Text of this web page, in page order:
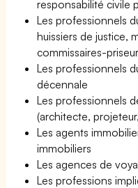
responsabilité civile
Les professionnels
huissiers de justice,
commissaires-
Les professionnels
décennale
Les professionnels
(architecte,
Les agents
immobiliers
Les agences de
Les professions